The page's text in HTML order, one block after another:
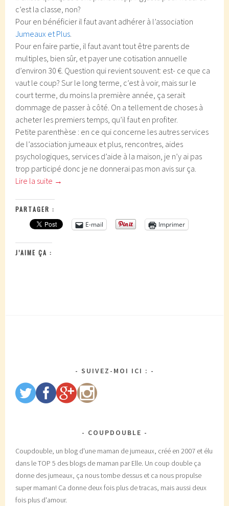
c’est la classe, non?
Pour en bénéficier il faut avant adhérer à l’association
Jumeaux et Plus.
Pour en faire partie, il faut avant tout être parents de
multiples, bien sûr, et payer une cotisation annuelle
d’environ 30 €. Question qui revient souvent: est- ce que ca
vaut le coup? Sur le long terme, c’est à voir, mais sur le
court terme, du moins la première année, ça serait
dommage de passer à côté. On a tellement de choses à
acheter les premiers temps, qu’il faut en profiter.
Petite parenthèse : en ce qui concerne les autres services
de l’association jumeaux et plus, rencontres, aides
psychologiques, services d’aide à la maison, je n’y ai pas
trop participé donc je ne donnerai pas mon avis sur ça.
Lire la suite →
PARTAGER :
E-mail
Imprimer
J’AIME ÇA :
SUIVEZ-MOI ICI :
COUPDOUBLE
Coupdouble, un blog d'une maman de jumeaux, créé en 2007 et élu
dans le TOP 5 des blogs de maman par Elle. Un coup double ça
donne des jumeaux, ça nous tombe dessus et ca nous propulse
super maman! Ca donne deux fois plus de tracas, mais aussi deux
fois plus d'amour.